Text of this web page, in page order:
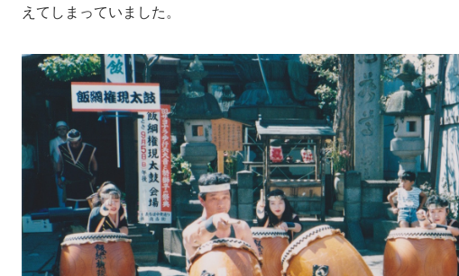
えてしまっていました。